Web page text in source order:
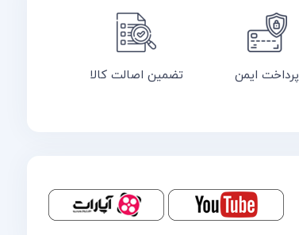
پرداخت ایمن تضمین اصالت کالا